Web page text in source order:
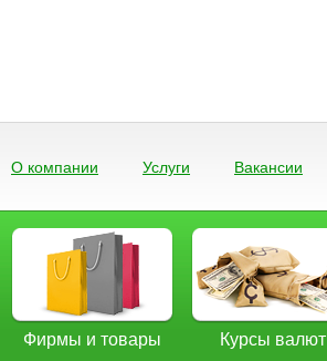
О компании Услуги Вакансии
Фирмы и товары Курсы валют